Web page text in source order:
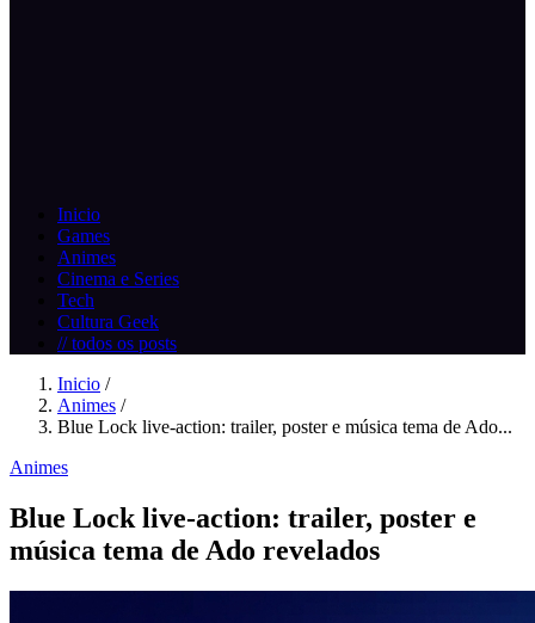
Inicio
Games
Animes
Cinema e Series
Tech
Cultura Geek
// todos os posts
Inicio /
Animes /
Blue Lock live-action: trailer, poster e música tema de Ado...
Animes
Blue Lock live-action: trailer, poster e
música tema de Ado revelados